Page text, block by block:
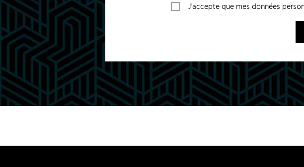
J'accepte que mes données